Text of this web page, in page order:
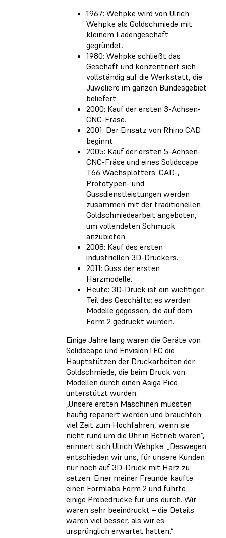
1967: Wehpke wird von Ulrich
Wehpke als Goldschmiede mit
kleinem Ladengeschäft
gegründet.
1980: Wehpke schließt das
Geschäft und konzentriert sich
vollständig auf die Werkstatt, die
Juweliere im ganzen Bundesgebiet
beliefert.
2000: Kauf der ersten 3-Achsen-
CNC-Fräse.
2001: Der Einsatz von Rhino CAD
beginnt.
2005: Kauf der ersten 5-Achsen-
CNC-Fräse und eines Solidscape
T66 Wachsplotters. CAD-,
Prototypen- und
Gussdienstleistungen werden
zusammen mit der traditionellen
Goldschmiedearbeit angeboten,
um vollendeten Schmuck
anzubieten.
2008: Kauf des ersten
industriellen 3D-Druckers.
2011: Guss der ersten
Harzmodelle.
Heute: 3D-Druck ist ein wichtiger
Teil des Geschäfts; es werden
Modelle gegossen, die auf dem
Form 2 gedruckt wurden.
Einige Jahre lang waren die Geräte von
Solidscape und EnvisionTEC die
Hauptstützen der Druckarbeiten der
Goldschmiede, die beim Druck von
Modellen durch einen Asiga Pico
unterstützt wurden.
„Unsere ersten Maschinen mussten
häufig repariert werden und brauchten
viel Zeit zum Hochfahren, wenn sie
nicht rund um die Uhr in Betrieb waren“,
erinnert sich Ulrich Wehpke. „Deswegen
entschieden wir uns, für unsere Kunden
nur noch auf 3D-Druck mit Harz zu
setzen. Einer meiner Freunde kaufte
einen Formlabs Form 2 und führte
einige Probedrucke für uns durch. Wir
waren sehr beeindruckt – die Details
waren viel besser, als wir es
ursprünglich erwartet hatten.“